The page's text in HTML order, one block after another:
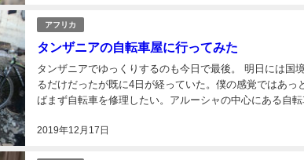
アフリカ
タンザニアの自転車屋に行ってみた
2019年12月17日
タンザニアでゆっくりするのも今日で最後。 明日には国境を越えてケニアへと入る。休憩してい
るだけだったが既に4日が経っていた。僕の感覚ではあ
ばまず自転車を修理したい。アルーシャの中心にある自
れて...